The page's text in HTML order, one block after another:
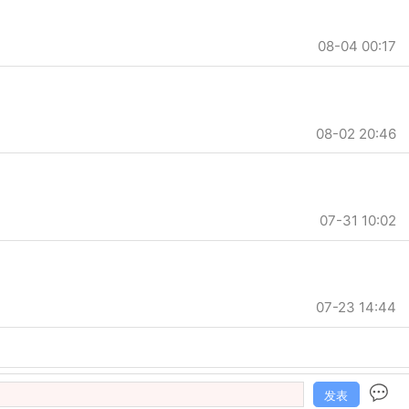
08-04 00:17
08-02 20:46
07-31 10:02
07-23 14:44
发表